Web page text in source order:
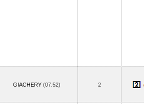
GIACHERY (07.52) 2